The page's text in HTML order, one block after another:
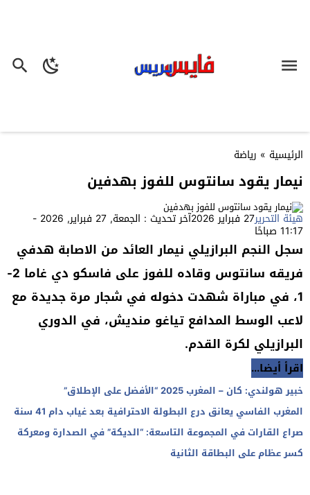
الرئيسية » رياضة
نيمار يقود سانتوس للفوز بهدفين
هيئة التحرير27 فبراير 2026 آخر تحديث : الجمعة, 27 فبراير, 2026 -
11:17 صباحًا
سجل النجم البرازيلي نيمار العائد من الاصابة هدفي
فريقه سانتوس وقاده للفوز على فاسكو دي غاما 2-
1، في مباراة شهدت دخوله في شجار مرة جديدة مع
لاعب الوسط المدافع تياغو منديش، في الدوري
البرازيلي لكرة القدم.
اقرأ أيضا...
خبير هولندي: كان – المغرب 2025 “الأفضل على الإطلاق”
المغرب الفاسي يعانق درع البطولة الاحترافية بعد غياب دام 41 سنة
صراع القارات في المجموعة التاسعة: “الديكة” في الصدارة ومعركة
كسر عظام على البطاقة الثانية